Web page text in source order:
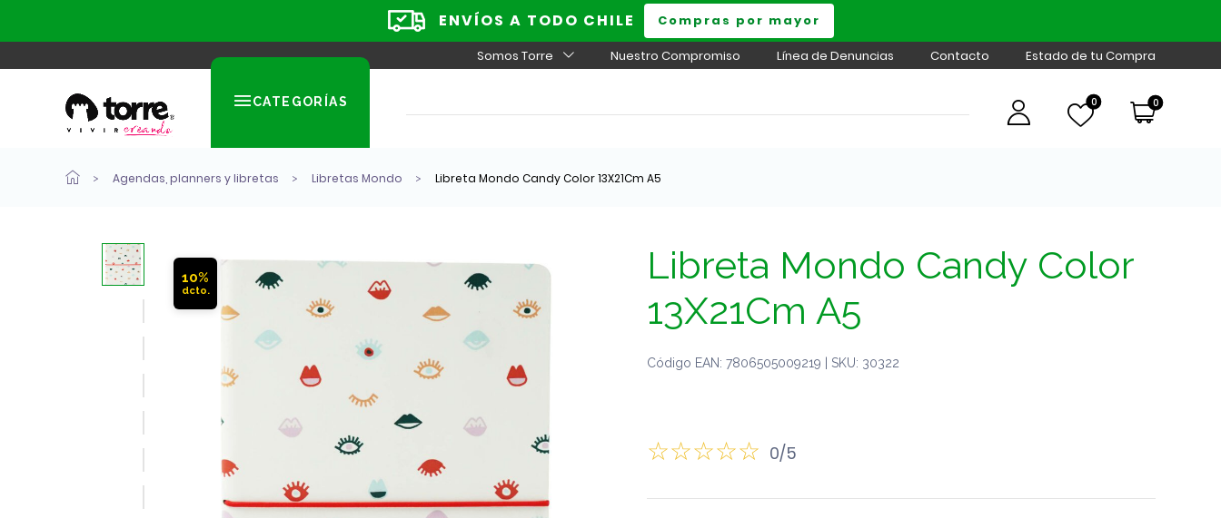
ENVÍOS A TODO CHILE Compras por mayor
Somos Torre Nuestro Compromiso Línea de Denuncias Contacto Estado de tu Compra
CATEGORÍAS 0 0
Agendas, planners y libretas Libretas Mondo Libreta Mondo Candy Color 13X21Cm A5
10%
Libreta Mondo Candy Color
13X21Cm A5
Código EAN: 7806505009219 | SKU: 30322
0/5